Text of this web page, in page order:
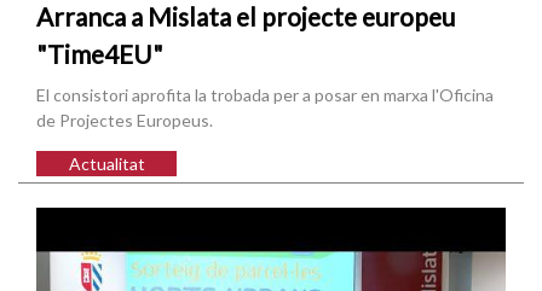
Arranca a Mislata el projecte europeu
"Time4EU"
El consistori aprofita la trobada per a posar en marxa l'Oficina
de Projectes Europeus.
Actualitat